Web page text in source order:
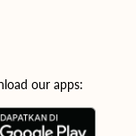
our apps: